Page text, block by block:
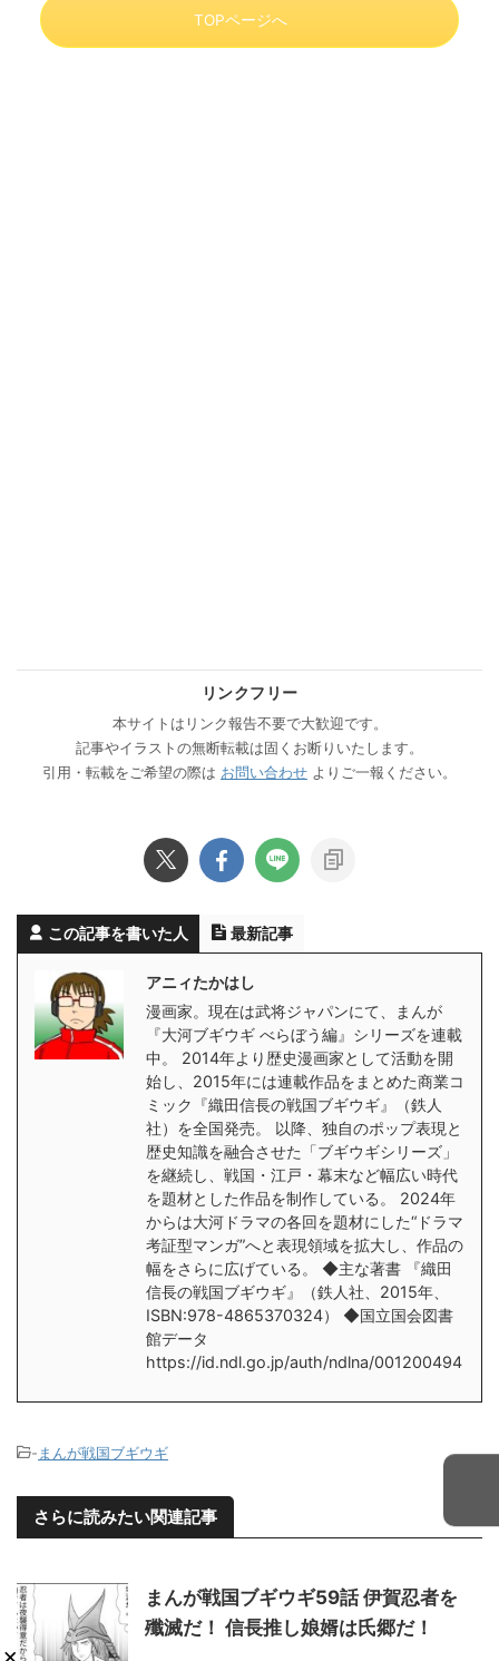
TOPページへ
リンクフリー
本サイトはリンク報告不要で大歓迎です。
記事やイラストの無断転載は固くお断りいたします。
引用・転載をご希望の際は お問い合わせ よりご一報ください。
この記事を書いた人 最新記事
アニィたかはし
漫画家。現在は武将ジャパンにて、まんが
『大河ブギウギ べらぼう編』シリーズを連載
中。 2014年より歴史漫画家として活動を開
始し、2015年には連載作品をまとめた商業コ
ミック『織田信長の戦国ブギウギ』（鉄人
社）を全国発売。 以降、独自のポップ表現と
歴史知識を融合させた「ブギウギシリーズ」
を継続し、戦国・江戸・幕末など幅広い時代
を題材とした作品を制作している。 2024年
からは大河ドラマの各回を題材にした“ドラマ
考証型マンガ”へと表現領域を拡大し、作品の
幅をさらに広げている。 ◆主な著書 『織田
信長の戦国ブギウギ』（鉄人社、2015年、
ISBN:978-4865370324） ◆国立国会図書
館データ
https://id.ndl.go.jp/auth/ndlna/001200494
-まんが戦国ブギウギ
さらに読みたい関連記事
まんが戦国ブギウギ59話 伊賀忍者を
殲滅だ！ 信長推し娘婿は氏郷だ！